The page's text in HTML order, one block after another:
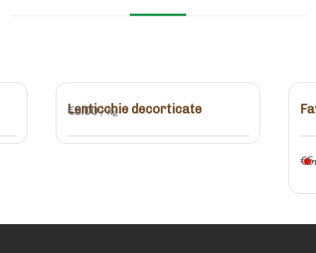
Lenticchie decorticate
€3.00/ Kg
€